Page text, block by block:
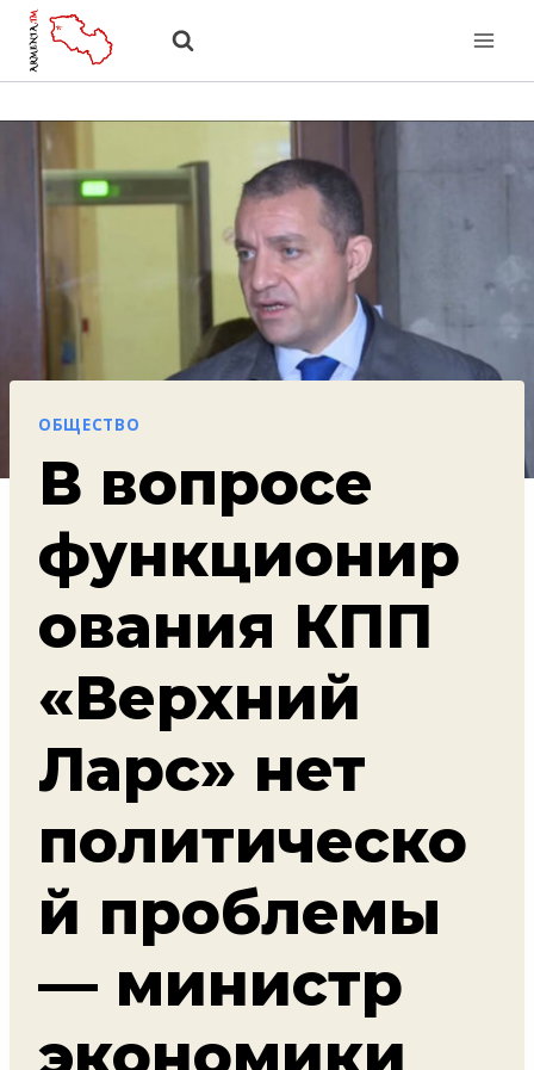
Перейти
ОБЩЕСТВО
В вопросе
функционир
ования КПП
«Верхний
Ларс» нет
политическо
й проблемы
— министр